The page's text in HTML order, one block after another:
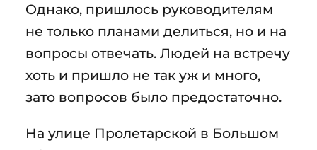
Однако, пришлось руководителям
не только планами делиться, но и на
вопросы отвечать. Людей на встречу
хоть и пришло не так уж и много,
зато вопросов было предостаточно.
На улице Пролетарской в Большом